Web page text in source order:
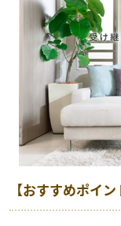
【おすすめポイン